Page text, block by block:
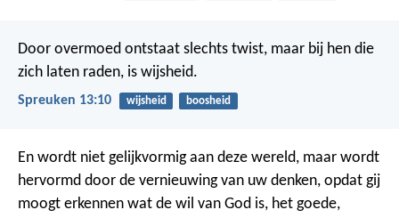
Door overmoed ontstaat slechts twist, maar bij hen die
zich laten raden, is wijsheid.
Spreuken 13:10 wijsheid boosheid
En wordt niet gelijkvormig aan deze wereld, maar wordt
hervormd door de vernieuwing van uw denken, opdat gij
moogt erkennen wat de wil van God is, het goede,